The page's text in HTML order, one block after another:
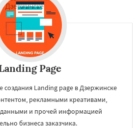
Page
создания Landing page в Дзержинске
рекламными креативами,
и прочей информацией
бизнеса заказчика.